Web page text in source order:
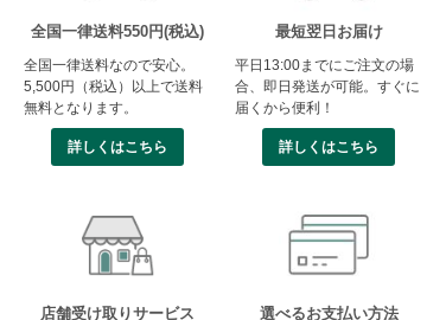
全国一律送料550円(税込)
全国一律送料なので安心。
5,500円（税込）以上で送料
無料となります。
詳しくはこちら
最短翌日お届け
平日13:00までにご注文の場
合、即日発送が可能。すぐに
届くから便利！
詳しくはこちら
店舗受け取りサービス 選べるお支払い方法